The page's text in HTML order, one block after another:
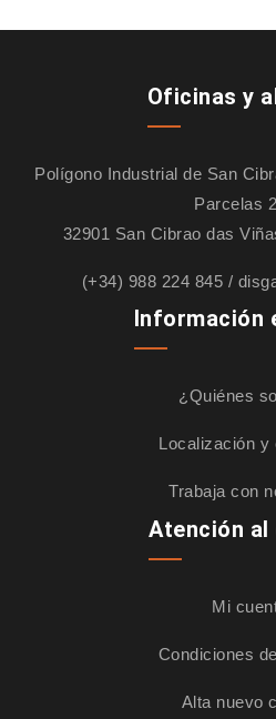
Oficinas y
Polígono Industrial de San
Parcelas
32901 San Cibrao das
(+34) 988 224 845 /
Información
¿Quiénes
Localización y
Trabaja con
Atención al
Mi
Condiciones
Alta nuevo